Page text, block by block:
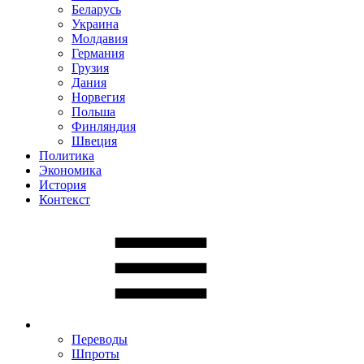
Беларусь
Украина
Молдавия
Германия
Грузия
Дания
Норвегия
Польша
Финляндия
Швеция
Политика
Экономика
История
Контекст
Переводы
Шпроты